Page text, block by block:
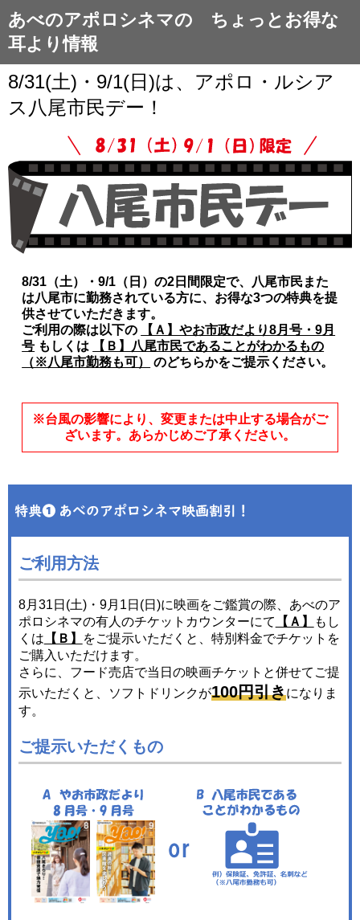
あべのアポロシネマの ちょっとお得な
耳より情報
8/31(土)・9/1(日)は、アポロ・ルシア
ス八尾市民デー！
8/31（土）・9/1（日）の2日間限定で、八尾市民また
は八尾市に勤務されている方に、お得な3つの特典を提
供させていただきます。
ご利用の際は以下の
【Ａ】やお市政だより8月号・9月
号 もしくは
【Ｂ】八尾市民であることがわかるもの
（※八尾市勤務も可）
のどちらかをご提示ください。
※台風の影響により、変更または中止する場合がご
ざいます。あらかじめご了承ください。
ご利用方法
8月31日(土)・9月1日(日)に映画をご鑑賞の際、あべのア
ポロシネマの有人のチケットカウンターにて 【Ａ】
もし
くは 【Ｂ】
をご提示いただくと、特別料金でチケットを
ご購入いただけます。
さらに、フード売店で当日の映画チケットと併せてご提
示いただくと、ソフトドリンクが100円引きになりま
す。
ご提示いただくもの